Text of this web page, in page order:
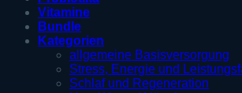
Vitamine
Bundle
Kategorien
allgemeine Basisversorgung
Stress, Energie und
Schlaf und Regeneration